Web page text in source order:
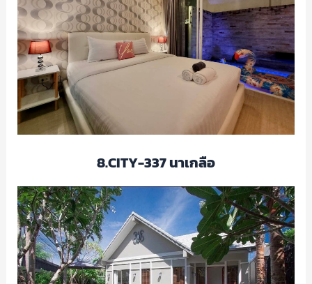
8.CITY-337 นาเกลือ